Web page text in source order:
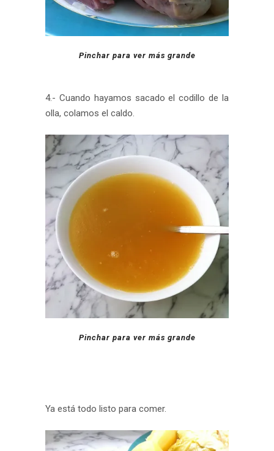
Pinchar para ver más grande
4.- Cuando hayamos sacado el codillo de la
olla, colamos el caldo.
Pinchar para ver más grande
Ya está todo listo para comer.